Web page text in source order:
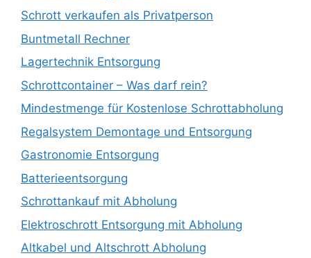
Schrott verkaufen als Privatperson
Buntmetall Rechner
Lagertechnik Entsorgung
Schrottcontainer – Was darf rein?
Mindestmenge für Kostenlose Schrottabholung
Regalsystem Demontage und Entsorgung
Gastronomie Entsorgung
Batterieentsorgung
Schrottankauf mit Abholung
Elektroschrott Entsorgung mit Abholung
Altkabel und Altschrott Abholung